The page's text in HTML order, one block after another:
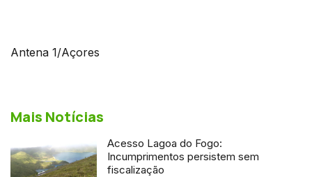
Antena 1/Açores
Mais Notícias
Acesso Lagoa do Fogo:
Incumprimentos persistem sem
fiscalização